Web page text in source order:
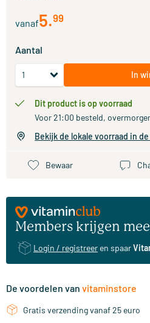
vanaf5.99
Aantal
In
Dit product is op voorraad
Voor 21:00 besteld,
Bekijk de lokale voorraad in
Bewaar
Members krijgen
Login / registreer en spaar
De voordelen van vitaminstore
Gratis verzending vanaf 25 euro